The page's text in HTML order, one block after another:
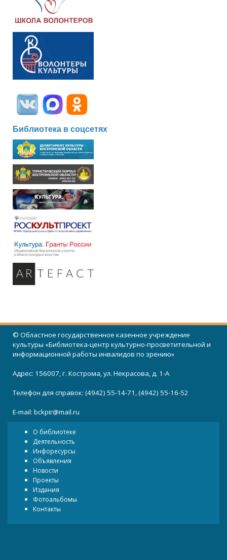
Библиотека в соцсетях
© Областное государственное казенное учреждение
культуры «Библиотека-центр культурно-просветительной и
информационной работы инвалидов по зрению»
Адрес: 156007, г. Кострома, ул. Некрасова, д. 1-А
Телефон для справок: (4942) 55-14-71, (4942) 55-16-52
E-mail: bckpir@mail.ru
О библиотеке
Деятельность
Инфоресурсы
Объявления
Новости
Проекты
Издания
Фотоальбомы
Контакты